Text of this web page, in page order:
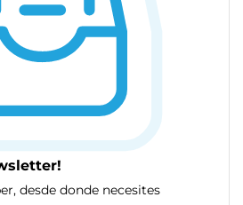
desde donde necesites